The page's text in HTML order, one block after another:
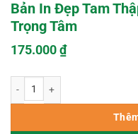
Bản In Đẹp Tam
Trọng Tâm
175.000₫